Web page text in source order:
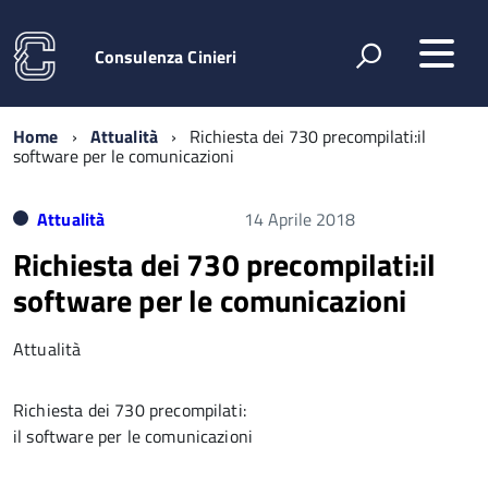
Consulenza Cinieri
Home Attualità Richiesta dei 730 precompilati:il
software per le comunicazioni
Attualità 14 Aprile 2018
Richiesta dei 730 precompilati:il
software per le comunicazioni
Attualità
Richiesta dei 730 precompilati:
il software per le comunicazioni